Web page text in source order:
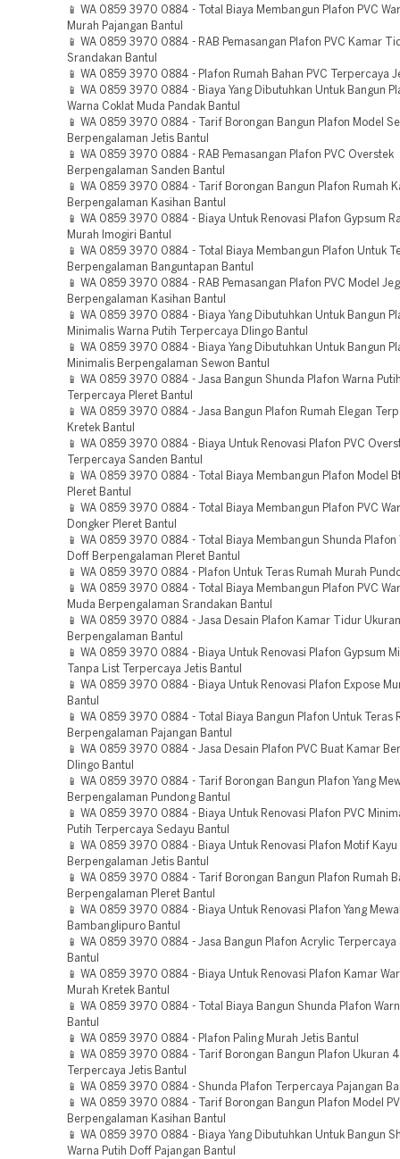
📱 WA 0859 3970 0884 - Total Biaya Membangun Plafon PVC
Murah Pajangan Bantul
📱 WA 0859 3970 0884 - RAB Pemasangan Plafon PVC Kamar
Srandakan Bantul
📱 WA 0859 3970 0884 - Plafon Rumah Bahan PVC Terpercaya
📱 WA 0859 3970 0884 - Biaya Yang Dibutuhkan Untuk Bangun
Warna Coklat Muda Pandak Bantul
📱 WA 0859 3970 0884 - Tarif Borongan Bangun Plafon Model
Berpengalaman Jetis Bantul
📱 WA 0859 3970 0884 - RAB Pemasangan Plafon PVC Overstek
Berpengalaman Sanden Bantul
📱 WA 0859 3970 0884 - Tarif Borongan Bangun Plafon Rumah
Berpengalaman Kasihan Bantul
📱 WA 0859 3970 0884 - Biaya Untuk Renovasi Plafon Gypsum
Murah Imogiri Bantul
📱 WA 0859 3970 0884 - Total Biaya Membangun Plafon Untuk
Berpengalaman Banguntapan Bantul
📱 WA 0859 3970 0884 - RAB Pemasangan Plafon PVC Model
Berpengalaman Kasihan Bantul
📱 WA 0859 3970 0884 - Biaya Yang Dibutuhkan Untuk Bangun
Minimalis Warna Putih Terpercaya Dlingo Bantul
📱 WA 0859 3970 0884 - Biaya Yang Dibutuhkan Untuk Bangun
Minimalis Berpengalaman Sewon Bantul
📱 WA 0859 3970 0884 - Jasa Bangun Shunda Plafon Warna
Terpercaya Pleret Bantul
📱 WA 0859 3970 0884 - Jasa Bangun Plafon Rumah Elegan
Kretek Bantul
📱 WA 0859 3970 0884 - Biaya Untuk Renovasi Plafon PVC
Terpercaya Sanden Bantul
📱 WA 0859 3970 0884 - Total Biaya Membangun Plafon Model
Pleret Bantul
📱 WA 0859 3970 0884 - Total Biaya Membangun Plafon PVC
Dongker Pleret Bantul
📱 WA 0859 3970 0884 - Total Biaya Membangun Shunda Plafon
Doff Berpengalaman Pleret Bantul
📱 WA 0859 3970 0884 - Plafon Untuk Teras Rumah Murah
📱 WA 0859 3970 0884 - Total Biaya Membangun Plafon PVC
Muda Berpengalaman Srandakan Bantul
📱 WA 0859 3970 0884 - Jasa Desain Plafon Kamar Tidur
Berpengalaman Bantul
📱 WA 0859 3970 0884 - Biaya Untuk Renovasi Plafon Gypsum
Tanpa List Terpercaya Jetis Bantul
📱 WA 0859 3970 0884 - Biaya Untuk Renovasi Plafon Expose
Bantul
📱 WA 0859 3970 0884 - Total Biaya Bangun Plafon Untuk Teras
Berpengalaman Pajangan Bantul
📱 WA 0859 3970 0884 - Jasa Desain Plafon PVC Buat Kamar
Dlingo Bantul
📱 WA 0859 3970 0884 - Tarif Borongan Bangun Plafon Yang
Berpengalaman Pundong Bantul
📱 WA 0859 3970 0884 - Biaya Untuk Renovasi Plafon PVC
Putih Terpercaya Sedayu Bantul
📱 WA 0859 3970 0884 - Biaya Untuk Renovasi Plafon Motif Kayu
Berpengalaman Jetis Bantul
📱 WA 0859 3970 0884 - Tarif Borongan Bangun Plafon Rumah
Berpengalaman Pleret Bantul
📱 WA 0859 3970 0884 - Biaya Untuk Renovasi Plafon Yang
Bambanglipuro Bantul
📱 WA 0859 3970 0884 - Jasa Bangun Plafon Acrylic Terpercaya
Bantul
📱 WA 0859 3970 0884 - Biaya Untuk Renovasi Plafon Kamar
Murah Kretek Bantul
📱 WA 0859 3970 0884 - Total Biaya Bangun Shunda Plafon
Bantul
📱 WA 0859 3970 0884 - Plafon Paling Murah Jetis Bantul
📱 WA 0859 3970 0884 - Tarif Borongan Bangun Plafon Ukuran
Terpercaya Jetis Bantul
📱 WA 0859 3970 0884 - Shunda Plafon Terpercaya Pajangan
📱 WA 0859 3970 0884 - Tarif Borongan Bangun Plafon Model
Berpengalaman Kasihan Bantul
📱 WA 0859 3970 0884 - Biaya Yang Dibutuhkan Untuk Bangun
Warna Putih Doff Pajangan Bantul